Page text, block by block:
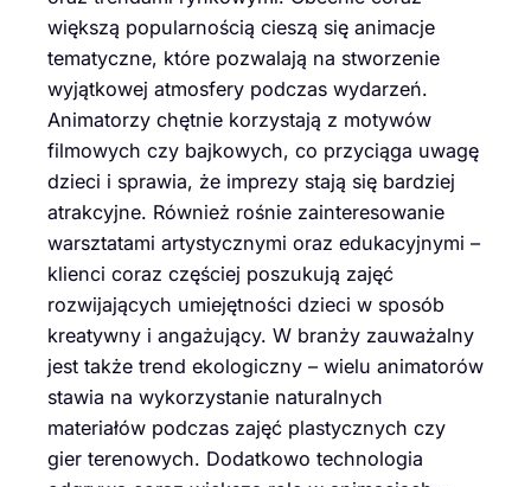
większą popularnością cieszą się animacje
tematyczne, które pozwalają na stworzenie
wyjątkowej atmosfery podczas wydarzeń.
Animatorzy chętnie korzystają z motywów
filmowych czy bajkowych, co przyciąga uwagę
dzieci i sprawia, że imprezy stają się bardziej
atrakcyjne. Również rośnie zainteresowanie
warsztatami artystycznymi oraz edukacyjnymi –
klienci coraz częściej poszukują zajęć
rozwijających umiejętności dzieci w sposób
kreatywny i angażujący. W branży zauważalny
jest także trend ekologiczny – wielu animatorów
stawia na wykorzystanie naturalnych
materiałów podczas zajęć plastycznych czy
gier terenowych. Dodatkowo technologia